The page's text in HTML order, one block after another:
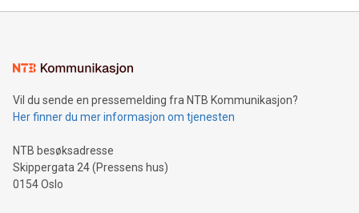
Vil du sende en pressemelding fra NTB Kommunikasjon?
Her finner du mer informasjon om tjenesten
NTB besøksadresse
Skippergata 24 (Pressens hus)
0154 Oslo